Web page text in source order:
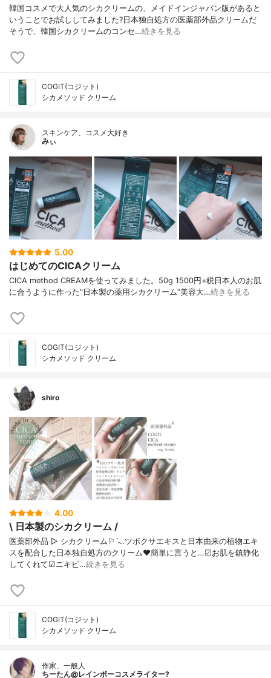
韓国コスメで大人気のシカクリームの、メイドインジャパン版があると
いうことでお試ししてみました?日本独自処方の医薬部外品クリームだ
そうで、韓国シカクリームのコンセ…続きを見る
COGIT(コジット)
シカメソッド クリーム
スキンケア、コスメ大好き
みぃ
5.00
はじめてのCICAクリーム
CICA method CREAM を使ってみました。 50g 1500円+税 日本人のお肌
に合うように作った"日本製の薬用シカクリーム" 美容大…続きを見る
COGIT(コジット)
シカメソッド クリーム
shiro
4.00
\ 日本製のシカクリーム /
医薬部外品 ▷ シカクリーム⚐ˊ˗..ツボクサエキスと日本由来の植物エキ
スを配合した日本独自処方のクリーム❤︎簡単に言うと…☑︎お肌を鎮静化
してくれて☑︎ニキビ…続きを見る
COGIT(コジット)
シカメソッド クリーム
作家、一般人
ちーたん@レインボーコスメライター?